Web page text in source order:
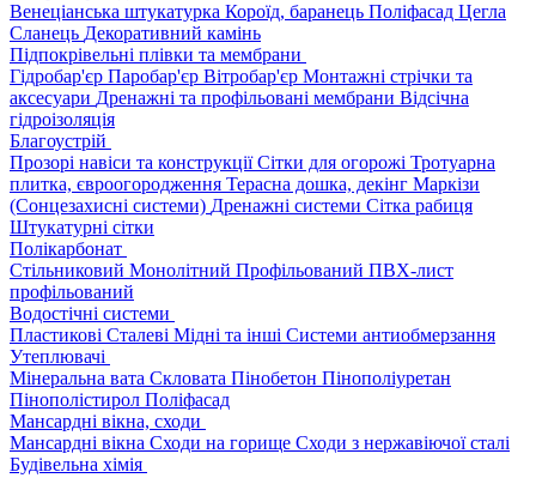
Венеціанська штукатурка Короїд, баранець Поліфасад Цегла
Сланець Декоративний камінь
Підпокрівельні плівки та мембрани
Гідробар'єр Паробар'єр Вітробар'єр Монтажні стрічки та
аксесуари Дренажні та профільовані мембрани Відсічна
гідроізоляція
Благоустрій
Прозорі навіси та конструкціїСітки для огорожі Тротуарна
плитка, євроогородження Терасна дошка, декінг Маркізи
(Сонцезахисні системи) Дренажні системи Сітка рабиця
Штукатурні сітки
Полікарбонат
Стільниковий Монолітний Профільований ПВХ-лист
профільований
Водостічні системи
Пластикові Сталеві Мідні та інші Системи антиобмерзання
Утеплювачі
Мінеральна вата Скловата Пінобетон Пінополіуретан
Пінополістирол Поліфасад
Мансардні вікна, сходи
Мансардні вікна Сходи на горище Сходи з нержавіючої сталі
Будівельна хімія